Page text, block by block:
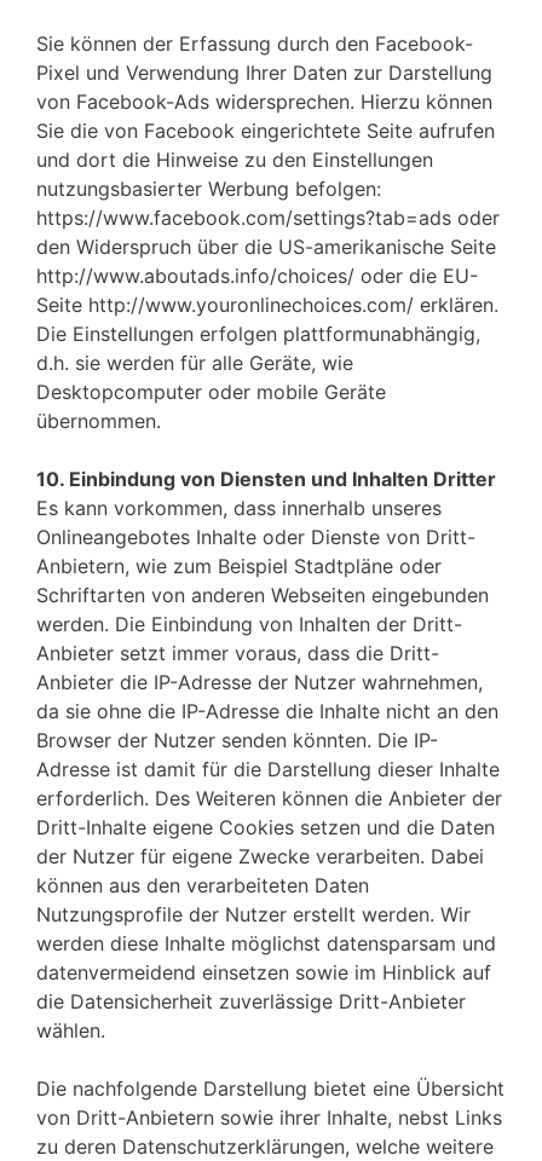
Sie können der Erfassung durch den Facebook-
Pixel und Verwendung Ihrer Daten zur Darstellung
von Facebook-Ads widersprechen. Hierzu können
Sie die von Facebook eingerichtete Seite aufrufen
und dort die Hinweise zu den Einstellungen
nutzungsbasierter Werbung befolgen:
https://www.facebook.com/settings?tab=ads oder
den Widerspruch über die US-amerikanische Seite
http://www.aboutads.info/choices/ oder die EU-
Seite http://www.youronlinechoices.com/ erklären.
Die Einstellungen erfolgen plattformunabhängig,
d.h. sie werden für alle Geräte, wie
Desktopcomputer oder mobile Geräte
übernommen.
10. Einbindung von Diensten und Inhalten Dritter
Es kann vorkommen, dass innerhalb unseres
Onlineangebotes Inhalte oder Dienste von Dritt-
Anbietern, wie zum Beispiel Stadtpläne oder
Schriftarten von anderen Webseiten eingebunden
werden. Die Einbindung von Inhalten der Dritt-
Anbieter setzt immer voraus, dass die Dritt-
Anbieter die IP-Adresse der Nutzer wahrnehmen,
da sie ohne die IP-Adresse die Inhalte nicht an den
Browser der Nutzer senden könnten. Die IP-
Adresse ist damit für die Darstellung dieser Inhalte
erforderlich. Des Weiteren können die Anbieter der
Dritt-Inhalte eigene Cookies setzen und die Daten
der Nutzer für eigene Zwecke verarbeiten. Dabei
können aus den verarbeiteten Daten
Nutzungsprofile der Nutzer erstellt werden. Wir
werden diese Inhalte möglichst datensparsam und
datenvermeidend einsetzen sowie im Hinblick auf
die Datensicherheit zuverlässige Dritt-Anbieter
wählen.
Die nachfolgende Darstellung bietet eine Übersicht
von Dritt-Anbietern sowie ihrer Inhalte, nebst Links
zu deren Datenschutzerklärungen, welche weitere